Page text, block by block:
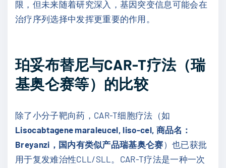
限，但未来随着研究深入，基因突变信息可能会在
治疗序列选择中发挥更重要的作用。
珀妥布替尼与CAR-T疗法（瑞
基奥仑赛等）的比较
除了小分子靶向药，CAR-T细胞疗法（如
Lisocabtagene maraleucel, liso-cel, 商品名：
Breyanzi，国内有类似产品瑞基奥仑赛）也已获批
用于复发难治性CLL/SLL。CAR-T疗法是一种一次